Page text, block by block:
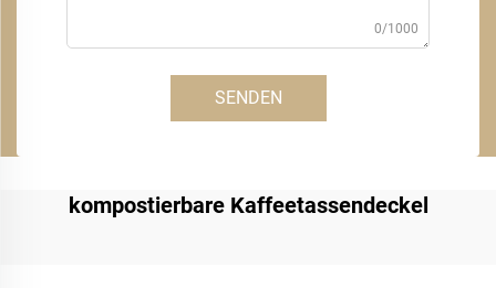
0/1000
SENDEN
kompostierbare Kaffeetassendeckel